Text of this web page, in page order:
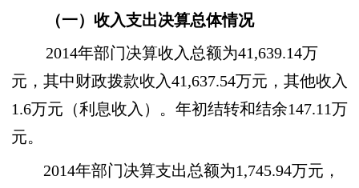
（一）收入支出决算总体情况
2014年部门决算收入总额为41,639.14万
元，其中财政拨款收入41,637.54万元，其他收入
1.6万元（利息收入）。年初结转和结余147.11万
元。
2014年部门决算支出总额为1,745.94万元，